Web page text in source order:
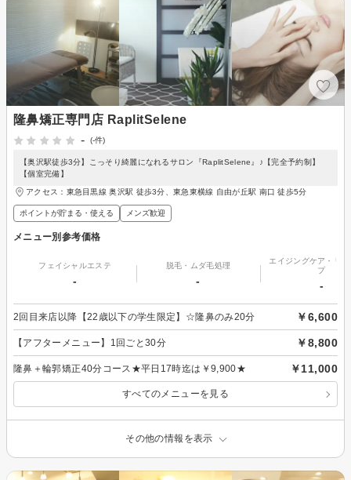
隆鼻矯正専門店 RaplitSelene
-
(-件)
【奥沢駅徒歩3分】こっそり綺麗になれるサロン『RaplitSelene』♪【完全予約制】
【個室完備】
アクセス：東急目黒線 奥沢駅 徒歩3分、東急東横線 自由が丘駅 南口 徒歩5分
ポイントが貯まる・使える メンズ歓迎
メニュー別参考価格
フェイシャルエステ
-
脱毛・ムダ毛処理
-
エイジングケア・リ
プ
-
2回目来店以降【22歳以下の学生限定】☆隆鼻のみ20分 ￥6,600
【アフターメニュー】1回ごと30分 ￥8,800
隆鼻＋輪郭矯正40分コース★平日17時迄は￥9,900★ ￥11,000
すべてのメニューを見る
その他の情報を表示